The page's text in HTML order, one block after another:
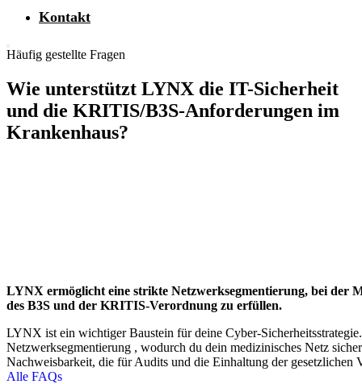
Kontakt
Wie unterstützt LYNX die IT-Sicherheit
und die KRITIS/B3S-Anforderungen im
Krankenhaus?
Häufig gestellte Fragen
LYNX ermöglicht eine strikte Netzwerksegmentierung, bei der
des B3S und der KRITIS-Verordnung zu erfüllen.
LYNX ist ein wichtiger Baustein für deine Cyber-
Netzwerksegmentierung , wodurch du dein medizinisches Netz
Nachweisbarkeit, die für Audits und die Einhaltung der gesetzlichen
Alle FAQs